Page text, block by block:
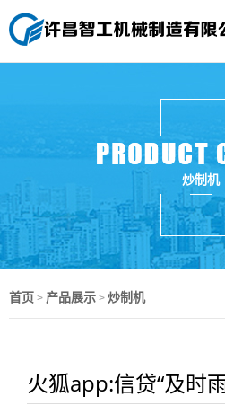
炒制机
首页 > 产品展示 > 炒制机
火狐app:信贷“及时